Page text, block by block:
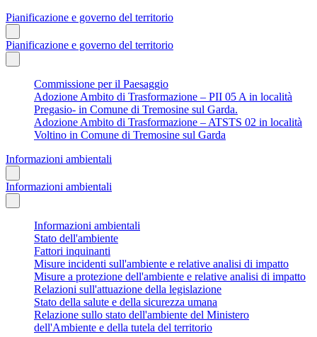
Pianificazione e governo del territorio
Pianificazione e governo del territorio
Commissione per il Paesaggio
Adozione Ambito di Trasformazione – PII 05 A in località
Pregasio- in Comune di Tremosine sul Garda.
Adozione Ambito di Trasformazione – ATSTS 02 in località
Voltino in Comune di Tremosine sul Garda
Informazioni ambientali
Informazioni ambientali
Informazioni ambientali
Stato dell'ambiente
Fattori inquinanti
Misure incidenti sull'ambiente e relative analisi di impatto
Misure a protezione dell'ambiente e relative analisi di impatto
Relazioni sull'attuazione della legislazione
Stato della salute e della sicurezza umana
Relazione sullo stato dell'ambiente del Ministero
dell'Ambiente e della tutela del territorio